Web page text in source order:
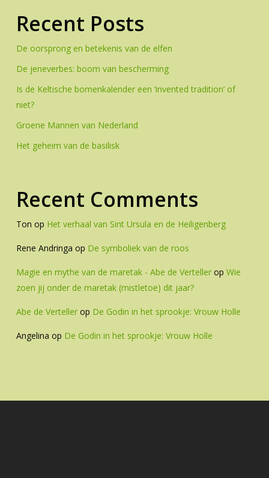
Recent Posts
De oorsprong en betekenis van de elfen
De jeneverbes: boom van bescherming
Is de Keltische bomenkalender een ‘invented tradition’ of
niet?
Groene Mannen van Nederland
Het geheim van de basilisk
Recent Comments
Ton op Het verhaal van Sint Ursula en de Heiligenberg
Rene Andringa op De symboliek van de roos
Magie en mythe van de maretak - Abe de Vertellerop Wie
zoen jij onder de maretak (mistletoe) dit jaar?
Abe de Vertellerop De Godin in het sprookje: Vrouw Holle
Angelina op De Godin in het sprookje: Vrouw Holle